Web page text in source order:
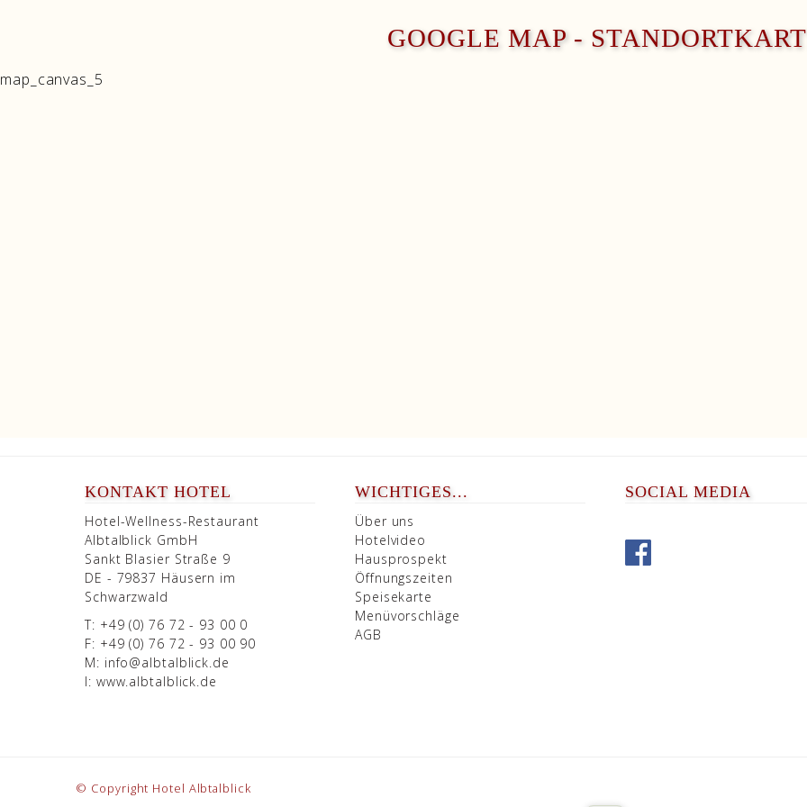
GOOGLE MAP -
map_canvas_5
KONTAKT HOTEL
Hotel-Wellness-Restaurant
Albtalblick GmbH
Sankt Blasier Straße 9
DE - 79837 Häusern im
Schwarzwald
T: +49 (0) 76 72 - 93 00 0
F: +49 (0) 76 72 - 93 00 90
M: info@albtalblick.de
I: www.albtalblick.de
WICHTIGES...
Über uns
Hotelvideo
Hausprospekt
Öffnungszeiten
Speisekarte
Menüvorschläge
AGB
SOCIAL MEDIA
© Copyright Hotel Albtalblick